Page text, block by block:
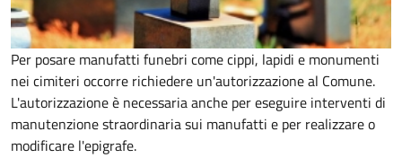
Per posare manufatti funebri come cippi, lapidi e monumenti
nei cimiteri occorre richiedere un'autorizzazione al Comune.
L'autorizzazione è necessaria anche per eseguire interventi di
manutenzione straordinaria sui manufatti e per realizzare o
modificare l'epigrafe.